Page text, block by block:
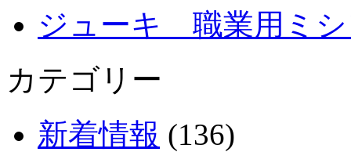
ジューキ 職業用ミ
カテゴリー
新着情報 (136)